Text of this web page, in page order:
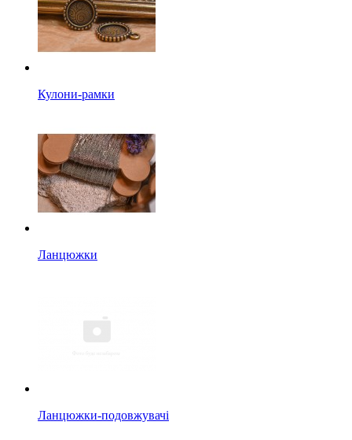
Кулони-рамки
Ланцюжки
Ланцюжки-подовжувачі